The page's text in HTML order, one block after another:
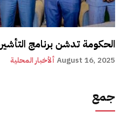
الحكومة تدشن برنامج
ألأخبار المحلية August 16, 2025
جمع